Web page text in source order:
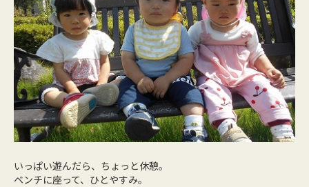
いっぱい遊んだら、ちょっと休憩。
ベンチに座って、ひとやすみ。